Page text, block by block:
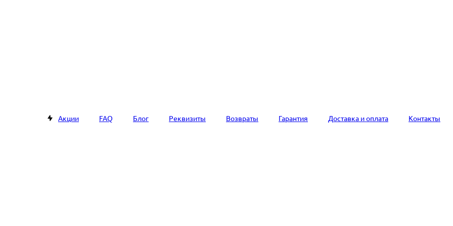
Акции FAQ Блог Реквизиты Возвраты Гарантия Доставка и оплата Контакты